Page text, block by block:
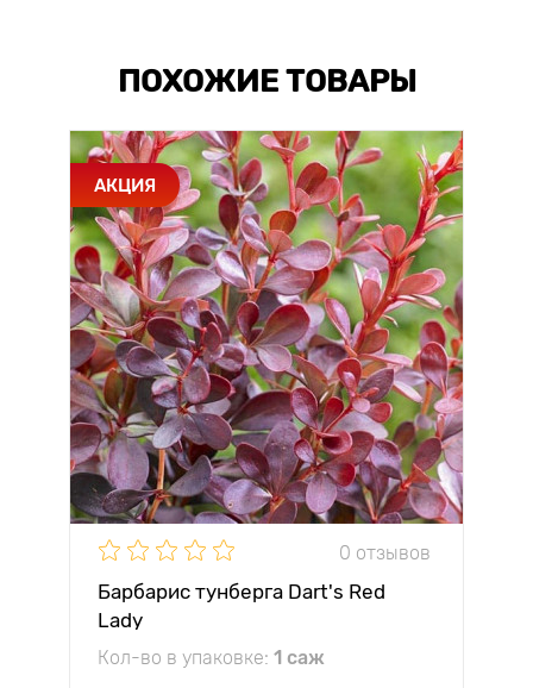
ПОХОЖИЕ ТОВАРЫ
АКЦИЯ
0 отзывов
Барбарис тунберга Dart's Red
Lady
Кол-во в упаковке: 1 саж